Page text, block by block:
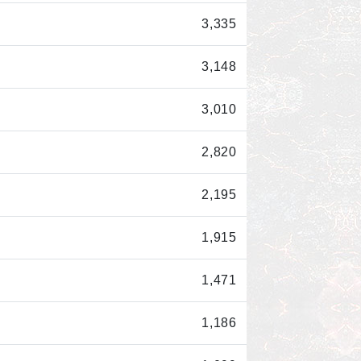
3,335
3,148
3,010
2,820
2,195
1,915
1,471
1,186